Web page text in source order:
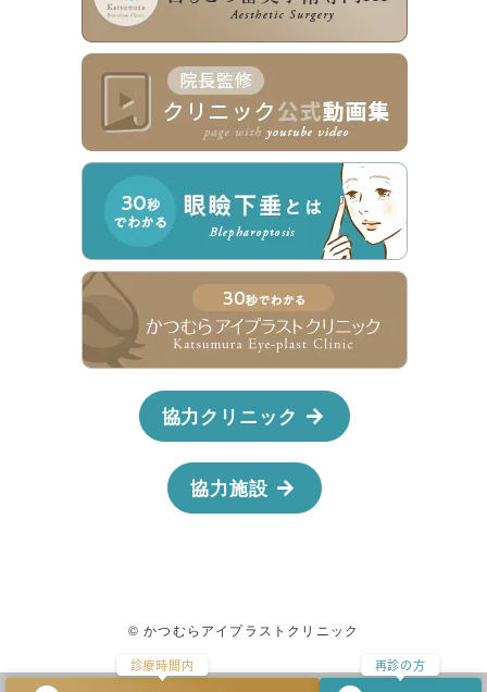
診療時間内 再診の方
協力クリニック
協力施設
© かつむらアイプラストクリニック